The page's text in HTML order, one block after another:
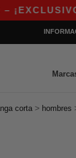
EN LA
corta > hombres